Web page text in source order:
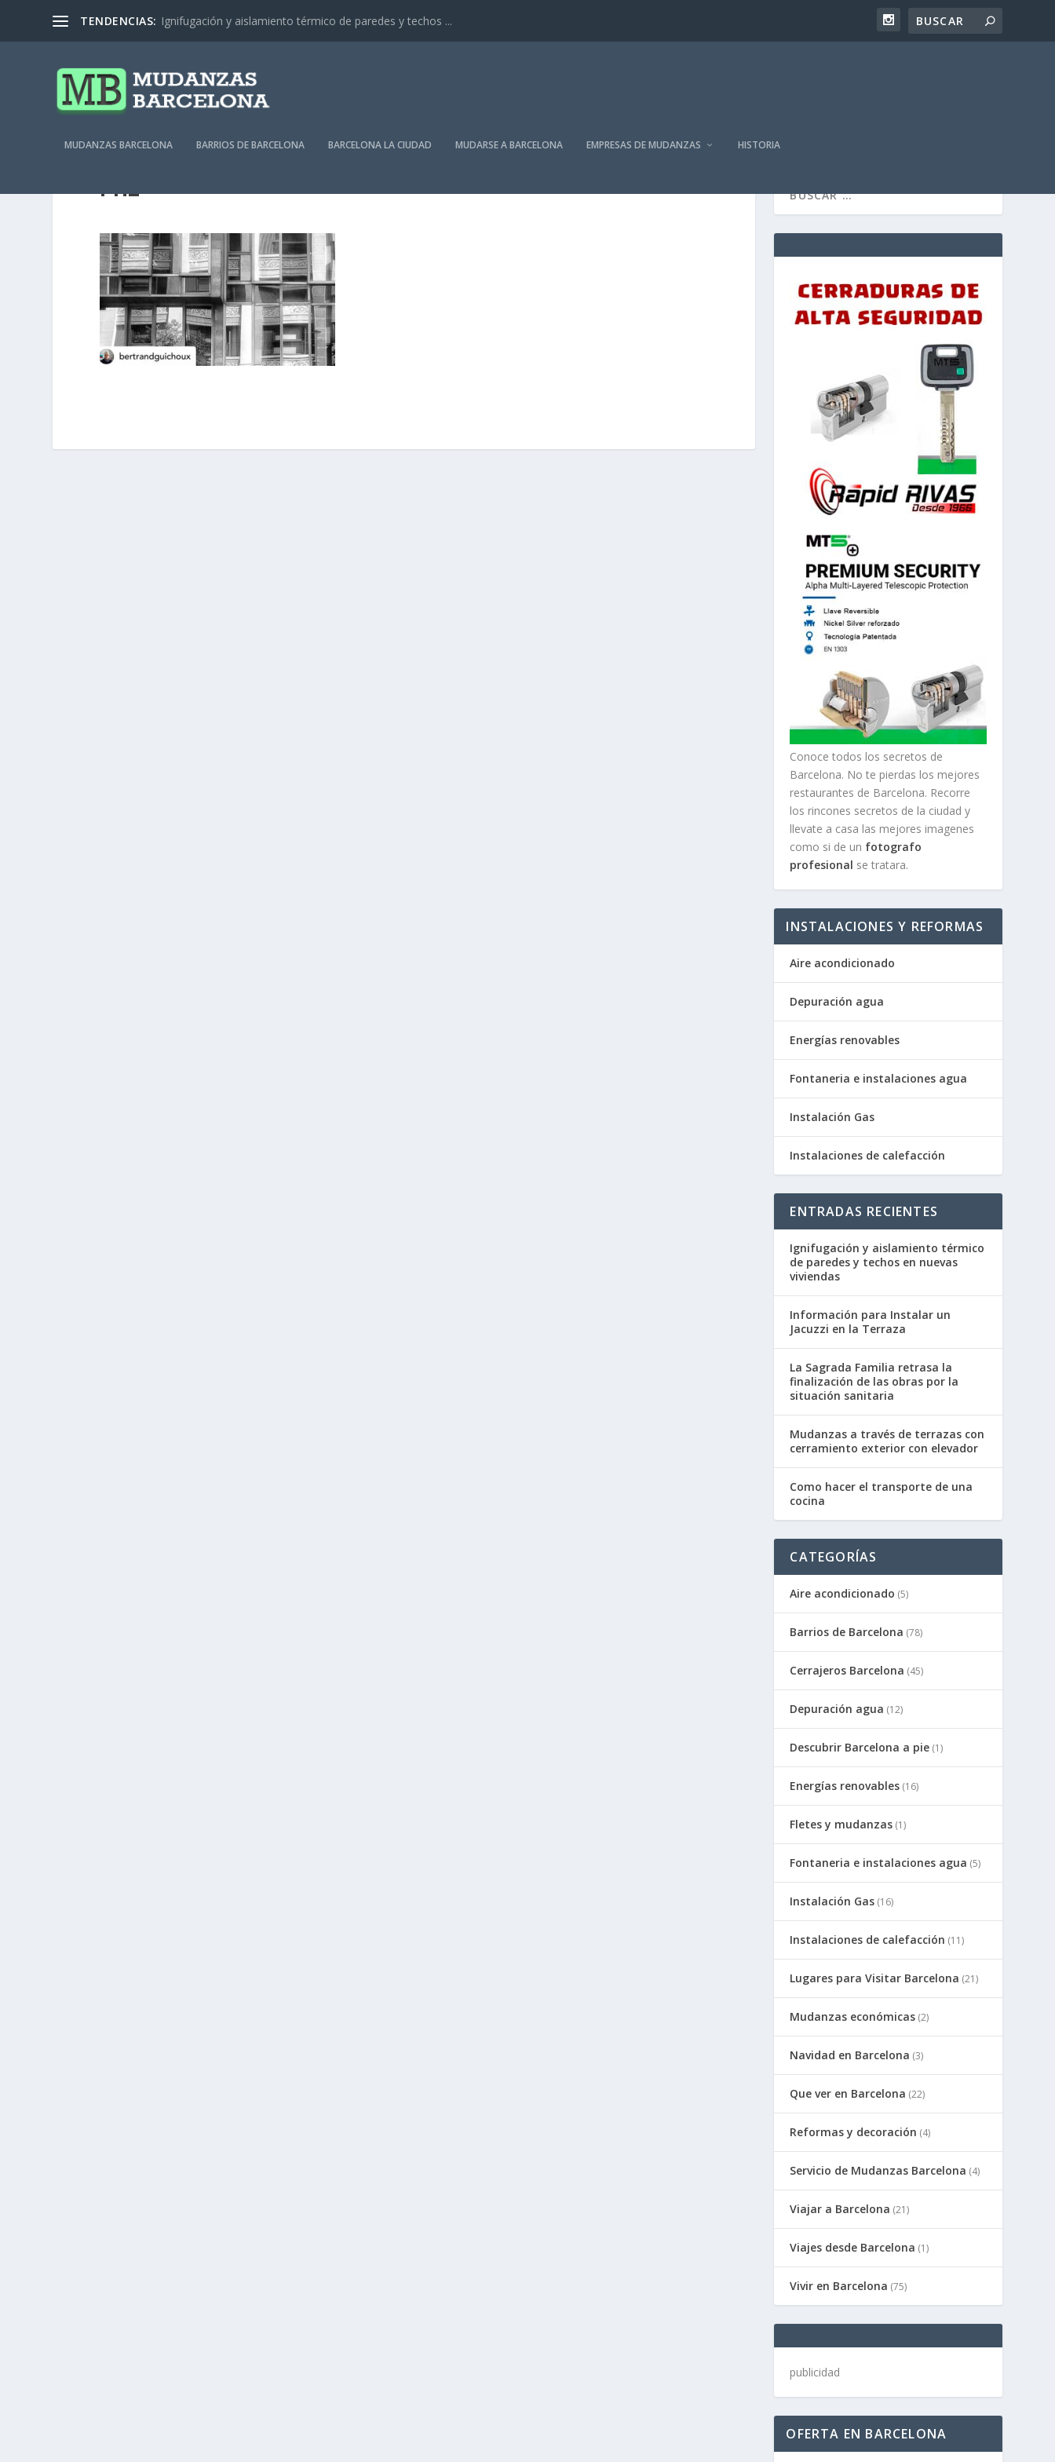
TENDENCIAS: Ignifugación y aislamiento térmico de paredes y techos ...
MUDANZAS BARCELONA BARRIOS DE BARCELONA BARCELONA LA CIUDAD MUDARSE A BARCELONA EMPRESAS DE MUDANZAS HISTORIA
PH2
Conoce todos los secretos de
Barcelona. No te pierdas los mejores
restaurantes de Barcelona. Recorre
los rincones secretos de la ciudad y
llevate a casa las mejores imagenes
como si de un fotografo
profesional se tratara.
INSTALACIONES Y REFORMAS
Aire acondicionado
Depuración agua
Energías renovables
Fontaneria e instalaciones agua
Instalación Gas
Instalaciones de calefacción
ENTRADAS RECIENTES
Ignifugación y aislamiento térmico
de paredes y techos en nuevas
viviendas
Información para Instalar un
Jacuzzi en la Terraza
La Sagrada Familia retrasa la
finalización de las obras por la
situación sanitaria
Mudanzas a través de terrazas con
cerramiento exterior con elevador
Como hacer el transporte de una
cocina
CATEGORÍAS
Aire acondicionado (5)
Barrios de Barcelona (78)
Cerrajeros Barcelona (45)
Depuración agua (12)
Descubrir Barcelona a pie (1)
Energías renovables (16)
Fletes y mudanzas (1)
Fontaneria e instalaciones agua (5)
Instalación Gas (16)
Instalaciones de calefacción (11)
Lugares para Visitar Barcelona (21)
Mudanzas económicas (2)
Navidad en Barcelona (3)
Que ver en Barcelona (22)
Reformas y decoración (4)
Servicio de Mudanzas Barcelona (4)
Viajar a Barcelona (21)
Viajes desde Barcelona (1)
Vivir en Barcelona (75)
publicidad
OFERTA EN BARCELONA